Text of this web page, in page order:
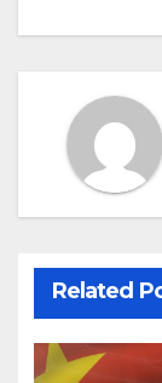
Related